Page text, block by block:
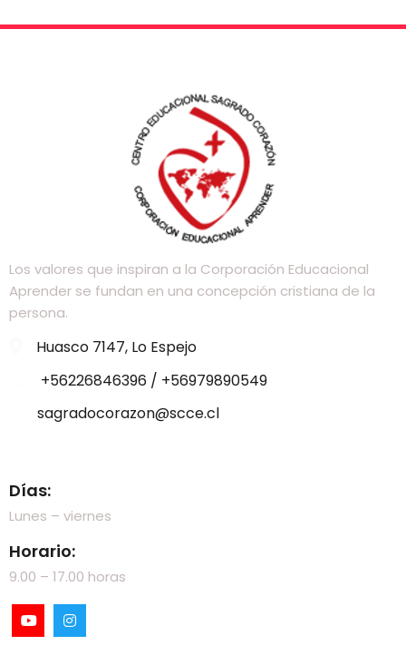
Los valores que inspiran a la Corporación Educacional
Aprender se fundan en una concepción cristiana de la
persona.
Huasco 7147, Lo Espejo
+56226846396 / +56979890549
sagradocorazon@scce.cl
Días:
Lunes – viernes
Horario:
9.00 – 17.00 horas